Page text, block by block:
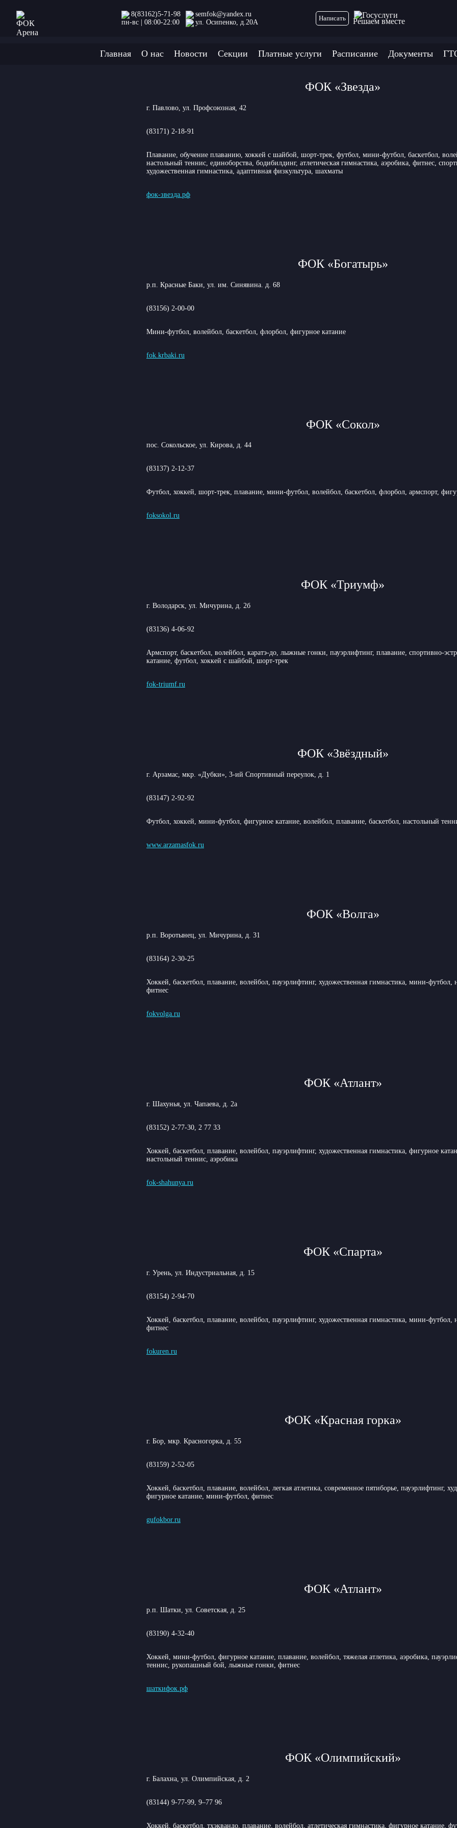
Главная О нас Новости Секции Платные услуги Расписание Документы
8(83162)5-71-98
semfok@yandex.ru
пн-вс | 08:00-22:00
ул. Осипенко, д.20А
Написать Решаем вместе
ФОК «Звезда»
г. Павлово, ул. Профсоюзная, 42
(83171) 2-18-91
Плавание, обучение плаванию, хоккей с шайбой, шорт-трек, футбол, мини-футбол, баскетбол,
настольный теннис, единоборства, бодибилдинг, атлетическая гимнастика, аэробика, фитнес,
художественная гимнастика, адаптивная физкультура, шахматы
фок-звезда.рф
ФОК «Богатырь»
р.п. Красные Баки, ул. им. Синявина. д. 68
(83156) 2-00-00
Мини-футбол, волейбол, баскетбол, флорбол, фигурное катание
fok.krbaki.ru
ФОК «Сокол»
пос. Сокольское, ул. Кирова, д. 44
(83137) 2-12-37
Футбол, хоккей, шорт-трек, плавание, мини-футбол, волейбол, баскетбол, флорбол, армспорт,
foksokol.ru
ФОК «Триумф»
г. Володарск, ул. Мичурина, д. 2б
(83136) 4-06-92
Армспорт, баскетбол, волейбол, каратэ-до, лыжные гонки, пауэрлифтинг, плавание, спортивно-
катание, футбол, хоккей с шайбой, шорт-трек
fok-triumf.ru
ФОК «Звёздный»
г. Арзамас, мкр. «Дубки», 3-ий Спортивный переулок, д. 1
(83147) 2-92-92
Футбол, хоккей, мини-футбол, фигурное катание, волейбол, плавание, баскетбол, настольный
www.arzamasfok.ru
ФОК «Волга»
р.п. Воротынец, ул. Мичурина, д. 31
(83164) 2-30-25
Хоккей, баскетбол, плавание, волейбол, пауэрлифтинг, художественная гимнастика, мини-футбол,
фитнес
fokvolga.ru
ФОК «Атлант»
г. Шахунья, ул. Чапаева, д. 2а
(83152) 2-77-30, 2 77 33
Хоккей, баскетбол, плавание, волейбол, пауэрлифтинг, художественная гимнастика, фигурное
настольный теннис, аэробика
fok-shahunya.ru
ФОК «Спарта»
г. Урень, ул. Индустриальная, д. 15
(83154) 2-94-70
Хоккей, баскетбол, плавание, волейбол, пауэрлифтинг, художественная гимнастика, мини-футбол,
фитнес
fokuren.ru
ФОК «Красная горка»
г. Бор, мкр. Красногорка, д. 55
(83159) 2-52-05
Хоккей, баскетбол, плавание, волейбол, легкая атлетика, современное пятиборье, пауэрлифтинг,
фигурное катание, мини-футбол, фитнес
gufokbor.ru
ФОК «Атлант»
р.п. Шатки, ул. Советская, д. 25
(83190) 4-32-40
Хоккей, мини-футбол, фигурное катание, плавание, волейбол, тяжелая атлетика, аэробика,
теннис, рукопашный бой, лыжные гонки, фитнес
шаткифок.рф
ФОК «Олимпийский»
г. Балахна, ул. Олимпийская, д. 2
(83144) 9-77-99, 9–77 96
Хоккей, баскетбол, тхэквандо, плавание, волейбол, атлетическая гимнастика, фигурное катание,